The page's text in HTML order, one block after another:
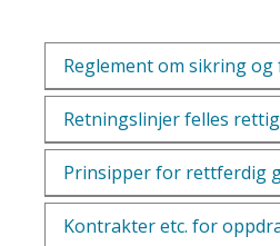
Reglement om sikring
Retningslinjer felles
Prinsipper for rettferdig
Kontrakter etc. for